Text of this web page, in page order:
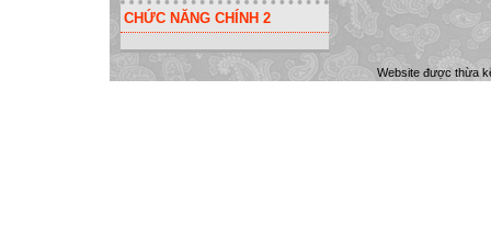
CHỨC NĂNG CHÍNH 2
Website được thừa